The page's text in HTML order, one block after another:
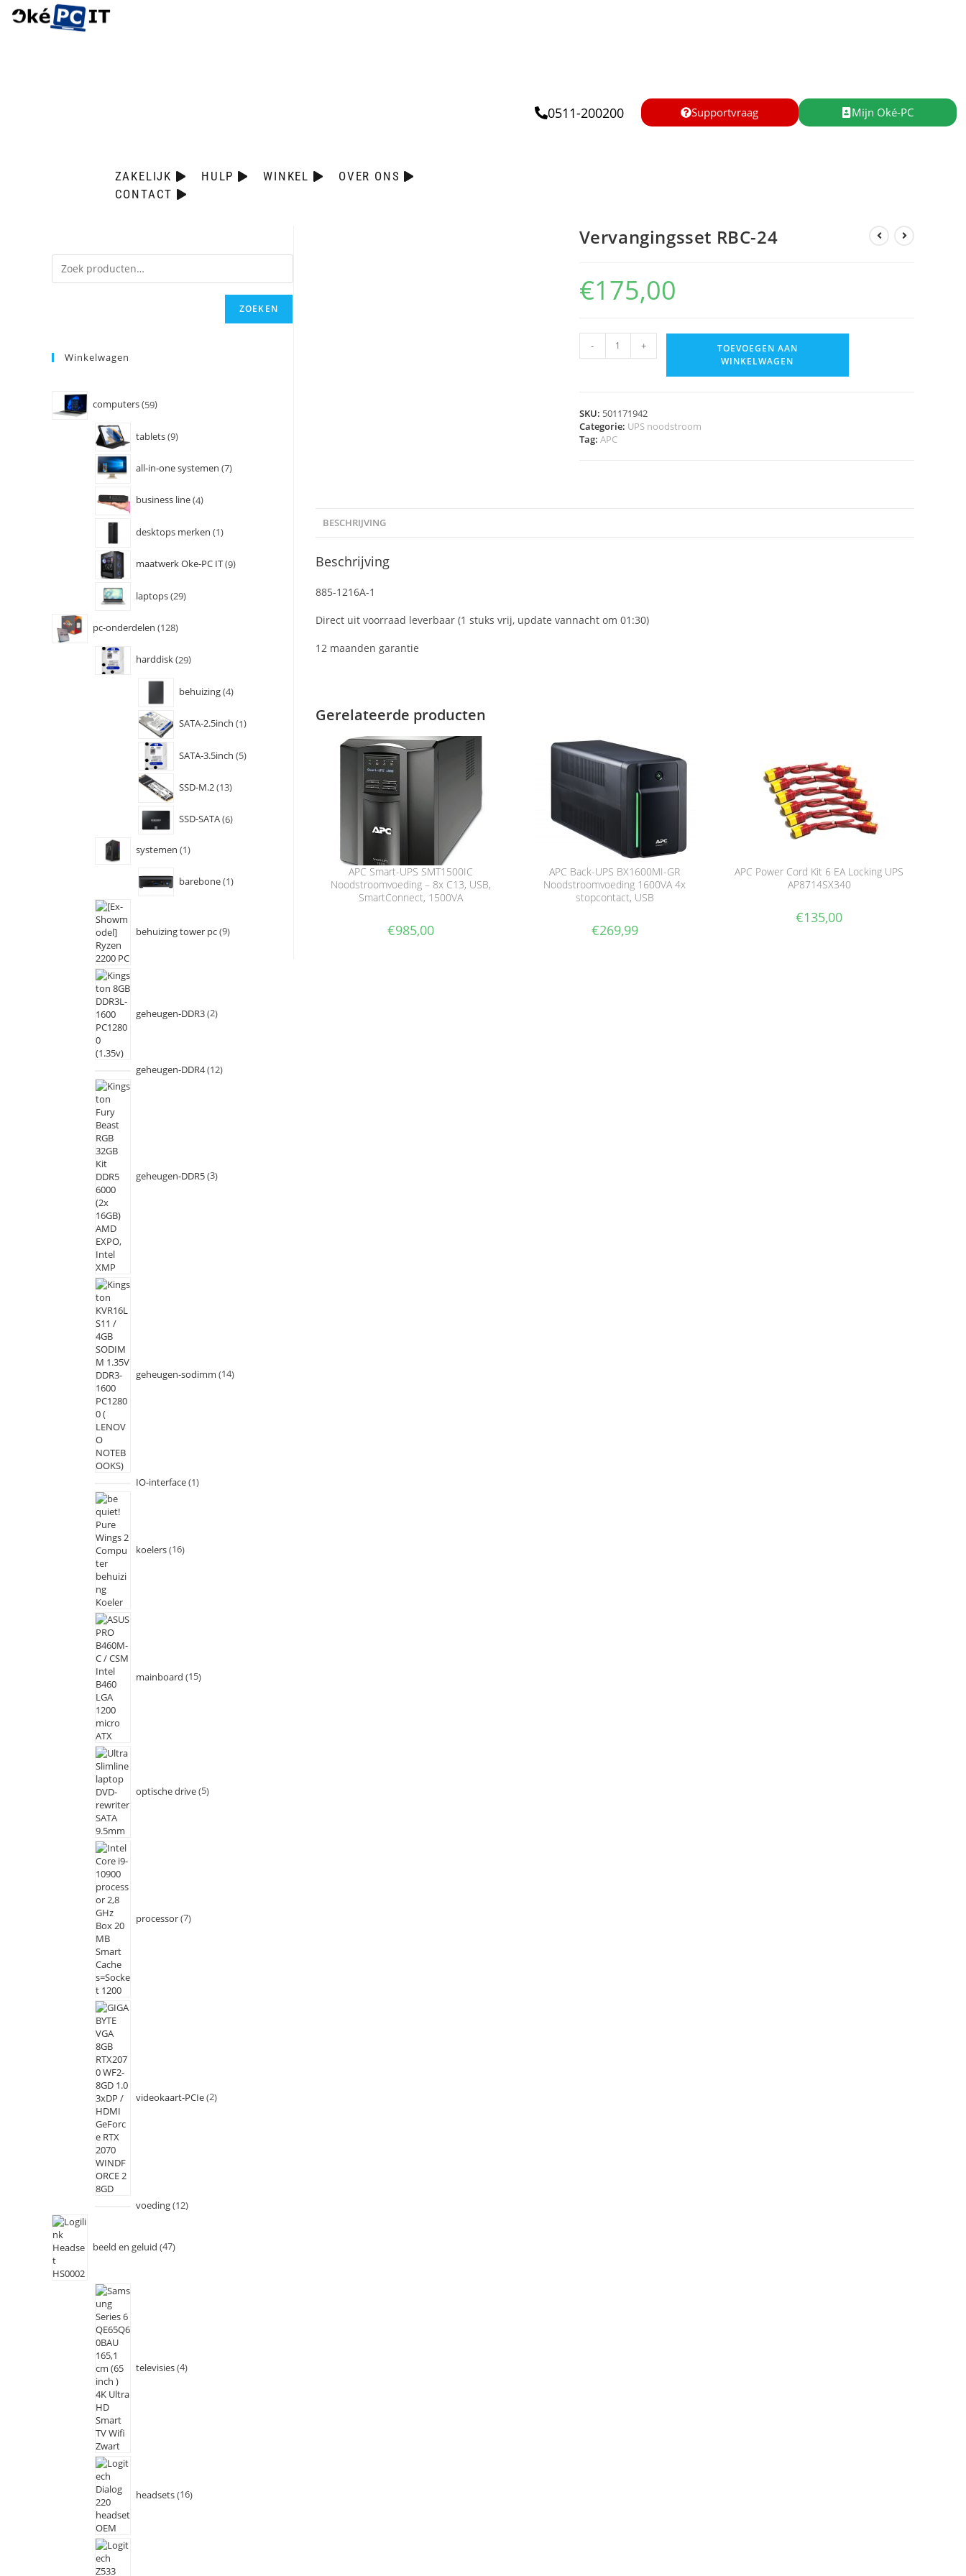
ZAKELIJK HULP WINKEL
OVER ONS
CONTACT
0511-200200 Supportvraag Mijn Oké-PC
Vervangingsset RBC-24
€175,00
- +
TOEVOEGEN AAN
WINKELWAGEN
SKU: 501171942
Categorie: UPS noodstroom
Tag: APC
BESCHRIJVING
Beschrijving
885-1216A-1
Direct uit voorraad leverbaar (1 stuks vrij, update vannacht om 01:30)
12 maanden garantie
Gerelateerde producten
APC Smart-UPS SMT1500IC
Noodstroomvoeding – 8x C13, USB,
SmartConnect, 1500VA
€985,00
APC Back-UPS BX1600MI-GR
Noodstroomvoeding 1600VA 4x
stopcontact, USB
€269,99
APC Power Cord Kit 6 EA Locking UPS
AP8714SX340
€135,00
ZOEKEN
Winkelwagen
computers 59
tablets 9
all-in-one systemen 7
business line 4
desktops merken 1
maatwerk Oke-PC IT 9
laptops 29
pc-onderdelen 128
harddisk 29
behuizing 4
SATA-2.5inch 1
SATA-3.5inch 5
SSD-M.2 13
SSD-SATA 6
systemen 1
barebone 1
behuizing tower pc 9
geheugen-DDR3 2
geheugen-DDR4 12
geheugen-DDR5 3
geheugen-sodimm 14
IO-interface 1
koelers 16
mainboard 15
optische drive 5
processor 7
videokaart-PCIe 2
voeding 12
beeld en geluid 47
televisies 4
headsets 16